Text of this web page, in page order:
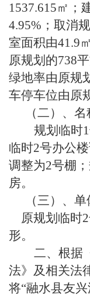
1537.615㎡；
4.95%；取消
室面积由41.9
原规划的738
绿地率由原规
车停车位由原
（二）、
规划临时
临时2号办公
调整为2号棚
房。
（三）、
原规划临时
形。
二、根据
法》及相关法
将“融水县友